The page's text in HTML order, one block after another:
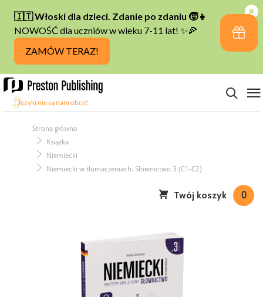
Strona główna
Książka
Niemiecki
Niemiecki w tłumaczeniach. Słownictwo 3 (C1-C2)
Twój koszyk 0